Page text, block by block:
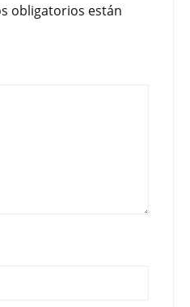
obligatorios están